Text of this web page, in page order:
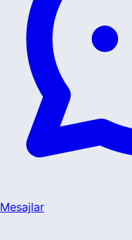
Mesajlar